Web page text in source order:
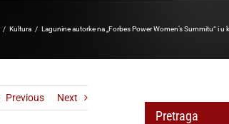
Kultura Lagunine autorke na „Forbes Power Women’s Summitu“ i u
Previous Next
Pretraga